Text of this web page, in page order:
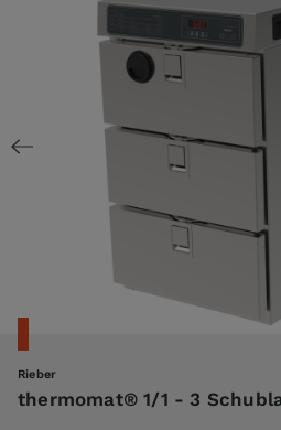
Rieber
thermomat® 1/1 - 3